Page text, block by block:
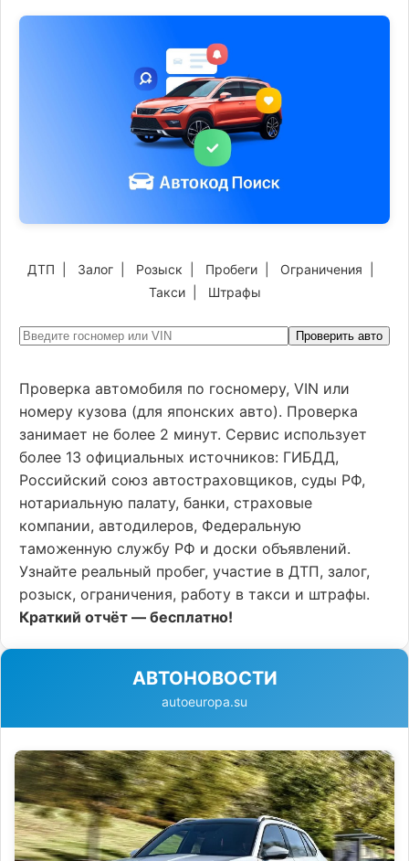
ДТП Залог Розыск Пробеги Ограничения
Такси| Штрафы
Проверить авто
Проверка автомобиля по госномеру, VIN или
номеру кузова (для японских авто). Проверка
занимает не более 2 минут. Сервис использует
более 13 официальных источников: ГИБДД,
Российский союз автостраховщиков, суды РФ,
нотариальную палату, банки, страховые
компании, автодилеров, Федеральную
таможенную службу РФ и доски объявлений.
Узнайте реальный пробег, участие в ДТП, залог,
розыск, ограничения, работу в такси и штрафы.
Краткий отчёт — бесплатно!
АВТОНОВОСТИ
autoeuropa.su